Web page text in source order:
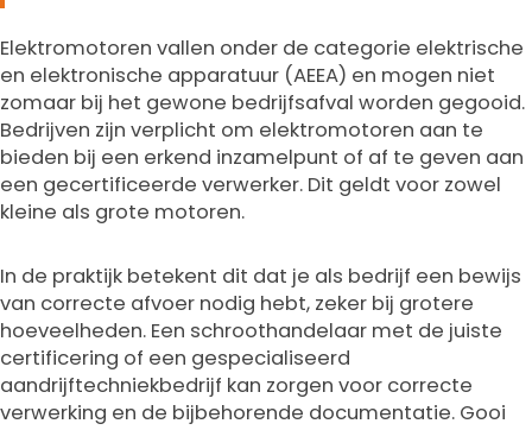
Elektromotoren vallen onder de categorie elektrische
en elektronische apparatuur (AEEA) en mogen niet
zomaar bij het gewone bedrijfsafval worden gegooid.
Bedrijven zijn verplicht om elektromotoren aan te
bieden bij een erkend inzamelpunt of af te geven aan
een gecertificeerde verwerker. Dit geldt voor zowel
kleine als grote motoren.
In de praktijk betekent dit dat je als bedrijf een bewijs
van correcte afvoer nodig hebt, zeker bij grotere
hoeveelheden. Een schroothandelaar met de juiste
certificering of een gespecialiseerd
aandrijftechniekbedrijf kan zorgen voor correcte
verwerking en de bijbehorende documentatie. Gooi